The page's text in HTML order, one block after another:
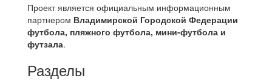
Проект является официальным информационным
партнером Владимирской Городской Федерации
футбола, пляжного футбола, мини-футбола и
футзала.
Разделы